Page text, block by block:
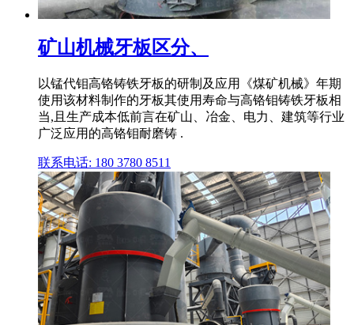
矿山机械牙板区分、
以锰代钼高铬铸铁牙板的研制及应用《煤矿机械》年期
使用该材料制作的牙板其使用寿命与高铬钼铸铁牙板相
当,且生产成本低前言在矿山、冶金、电力、建筑等行业
广泛应用的高铬钼耐磨铸 .
联系电话: 180 3780 8511